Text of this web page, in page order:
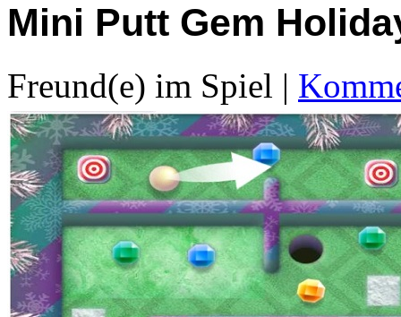
Mini Putt Gem
Freund(e) im Spiel |